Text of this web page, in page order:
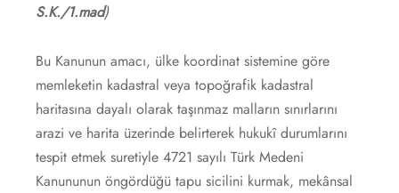
S.K./1.mad)
Bu Kanunun amacı, ülke koordinat sistemine göre
memleketin kadastral veya topoğrafik kadastral
haritasına dayalı olarak taşınmaz malların sınırlarını
arazi ve harita üzerinde belirterek hukukî durumlarını
tespit etmek suretiyle 4721 sayılı Türk Medeni
Kanununun öngördüğü tapu sicilini kurmak, mekânsal